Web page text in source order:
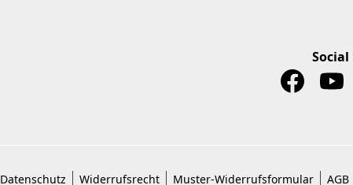
Social
Datenschutz Widerrufsrecht Muster-Widerrufsformular AGB